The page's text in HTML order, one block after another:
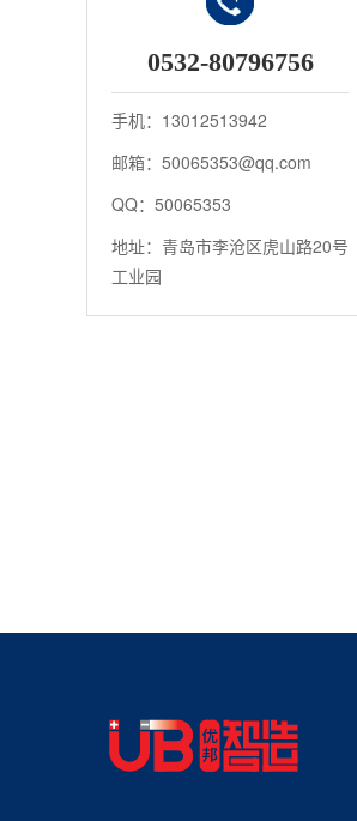
0532-80796756
手机：13012513942
邮箱：50065353@qq.com
QQ：50065353
地址：青岛市李沧区虎山路20号
工业园